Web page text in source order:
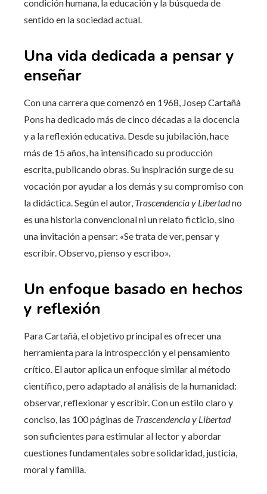
condición humana, la educación y la búsqueda de
sentido en la sociedad actual.
Una vida dedicada a pensar y
enseñar
Con una carrera que comenzó en 1968, Josep Cartañà
Pons ha dedicado más de cinco décadas a la docencia
y a la reflexión educativa. Desde su jubilación, hace
más de 15 años, ha intensificado su producción
escrita, publicando obras. Su inspiración surge de su
vocación por ayudar a los demás y su compromiso con
la didáctica. Según el autor, Trascendencia y Libertadno
es una historia convencional ni un relato ficticio, sino
una invitación a pensar: «Se trata de ver, pensar y
escribir. Observo, pienso y escribo».
Un enfoque basado en hechos
y reflexión
Para Cartañà, el objetivo principal es ofrecer una
herramienta para la introspección y el pensamiento
crítico. El autor aplica un enfoque similar al método
científico, pero adaptado al análisis de la humanidad:
observar, reflexionar y escribir. Con un estilo claro y
conciso, las 100 páginas de Trascendencia y Libertad
son suficientes para estimular al lector y abordar
cuestiones fundamentales sobre solidaridad, justicia,
moral y familia.